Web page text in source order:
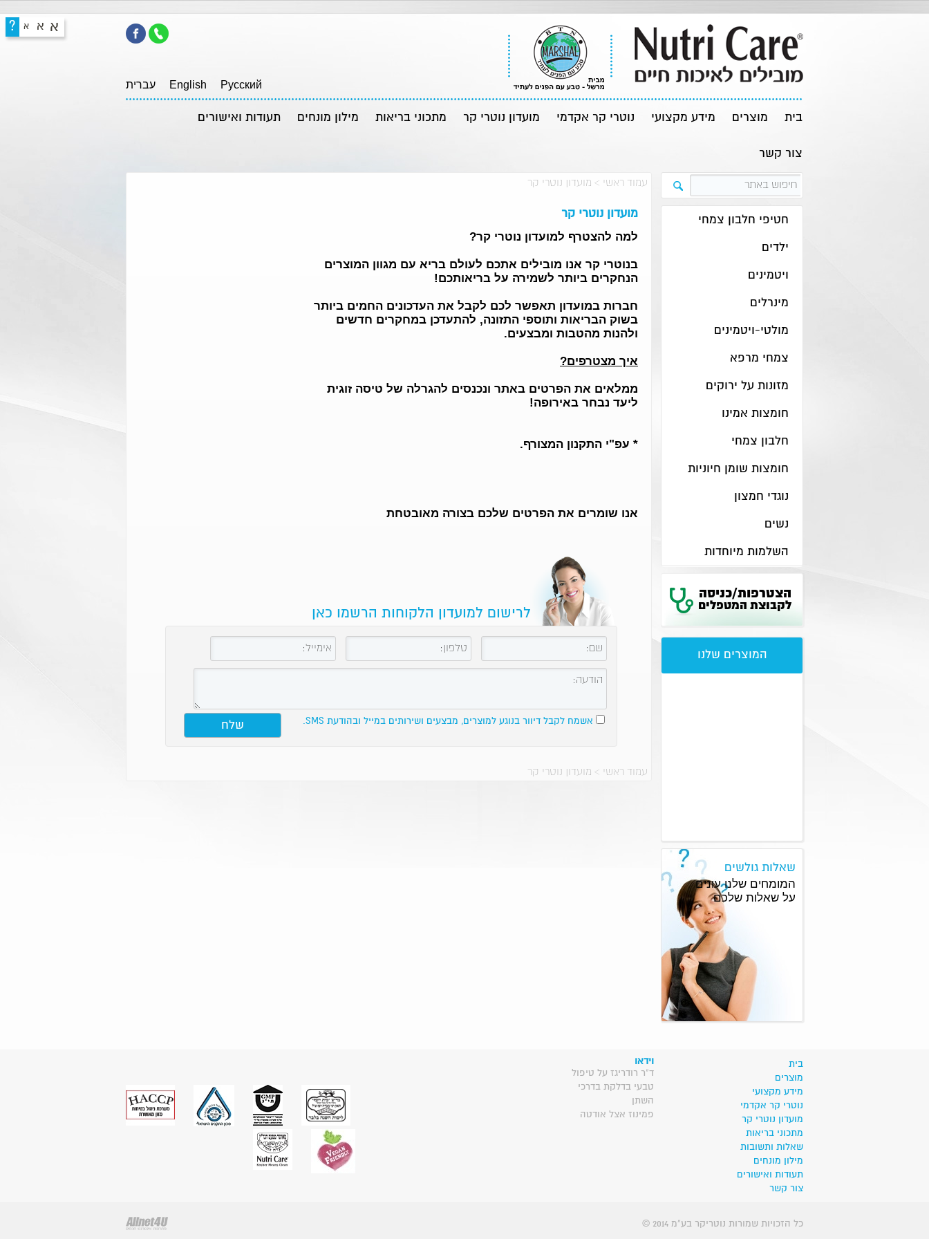
? א א א
English Pусский עברית
בית מוצרים מידע מקצועי נוטרי קר אקדמי מועדון נוטרי קר מתכוני בריאות מילון מונחים תעודות ואישורים
צור קשר
עמוד ראשי > מועדון נוטרי קר
מועדון נוטרי קר
למה להצטרף למועדון נוטרי קר?
בנוטרי קר אנו מובילים אתכם לעולם בריא עם מגוון המוצרים
הנחקרים ביותר לשמירה על בריאותכם!
חברות במועדון תאפשר לכם לקבל את העדכונים החמים ביותר
בשוק הבריאות ותוספי התזונה, להתעדכן במחקרים חדשים
ולהנות מהטבות ומבצעים.
איך מצטרפים?
ממלאים את הפרטים באתר ונכנסים להגרלה של טיסה זוגית
ליעד נבחר באירופה!
* עפ"י התקנון המצורף.
אנו שומרים את הפרטים שלכם בצורה מאובטחת
לרישום למועדון הלקוחות הרשמו כאן
אשמח לקבל דיוור בנוגע למוצרים, מבצעים ושירותים במייל ובהודעת SMS.
עמוד ראשי > מועדון נוטרי קר
חטיפי חלבון צמחי
ילדים
ויטמינים
מינרלים
מולטי-ויטמינים
צמחי מרפא
מזונות על ירוקים
חומצות אמינו
חלבון צמחי
חומצות שומן חיוניות
נוגדי חמצון
נשים
השלמות מיוחדות
הצטרפות/כניסה
לקבוצת המטפלים
המוצרים שלנו
שאלות גולשים
המומחים שלנו עונים
על שאלות שלכם
בית
מוצרים
מידע מקצועי
נוטרי קר אקדמי
מועדון נוטרי קר
מתכוני בריאות
שאלות ותשובות
מילון מונחים
תעודות ואישורים
צור קשר
וידאו
ד"ר רודריגז על טיפול
טבעי בדלקת בדרכי
השתן
פמינוז אצל אודטה
© 2014 כל הזכויות שמורות נוטריקר בע”מ